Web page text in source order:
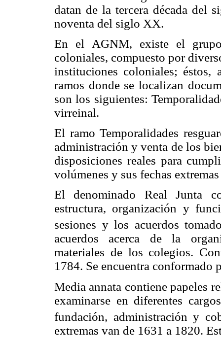
datan de la tercera década del
noventa del siglo XX.
En el AGNM, existe el grupo
coloniales, compuesto por
instituciones coloniales;
ramos donde se localizan
son los siguientes:
virreinal.
El ramo Temporalidades
administración y venta de los
disposiciones reales para
volúmenes y sus fechas
El denominado Real Junta
estructura, organización y
sesiones y los acuerdos
acuerdos acerca de la
materiales de los colegios.
1784. Se encuentra conformado
Media annata contiene papeles
examinarse en diferentes
fundación, administración y
extremas van de 1631 a 1820.